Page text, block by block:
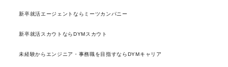
新卒就活エージェントならミーツカンパニー
新卒就活スカウトならDYMスカウト
未経験からエンジニア・事務職を目指すならDYMキャリア